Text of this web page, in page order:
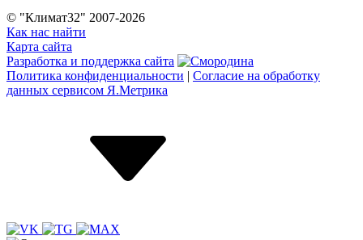
© "Климат32" 2007-2026
Как нас найти
Карта сайта
Разработка и поддержка сайта
Политика конфиденциальности | Согласие на обработку
данных сервисом Я.Метрика